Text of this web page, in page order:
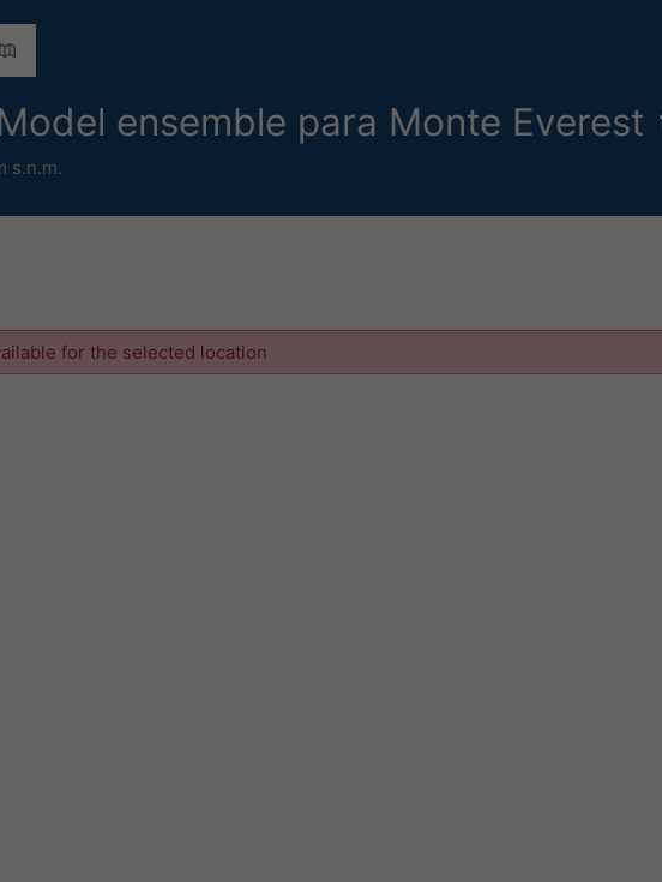
ensemble para Monte Everest
s.n.m.
for the selected location